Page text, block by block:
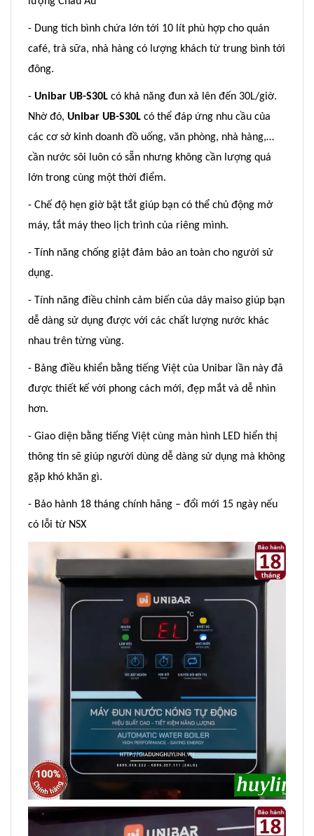
- Dung tích bình chứa lớn tới 10 lít phù hợp cho quán
café, trà sữa, nhà hàng có lượng khách từ trung bình tới
đông.
- Unibar UB-S30L có khả năng đun xả lên đến 30L/giờ.
Nhờ đó, Unibar UB-S30L có thể đáp ứng nhu cầu của
các cơ sở kinh doanh đồ uống, văn phòng, nhà hàng,…
cần nước sôi luôn có sẵn nhưng không cần lượng quá
lớn trong cùng một thời điểm.
- Chế độ hẹn giờ bật tắt giúp bạn có thể chủ động mở
máy, tắt máy theo lịch trình của riêng mình.
- Tính năng chống giật đảm bảo an toàn cho người sử
dụng.
- Tính năng điều chỉnh cảm biến của dây maiso giúp bạn
dễ dàng sử dụng được với các chất lượng nước khác
nhau trên từng vùng.
- Bảng điều khiển bằng tiếng Việt của Unibar lần này đã
được thiết kế với phong cách mới, đẹp mắt và dễ nhìn
hơn.
- Giao diện bằng tiếng Việt cùng màn hình LED hiển thị
thông tin sẽ giúp người dùng dễ dàng sử dụng mà không
gặp khó khăn gì.
- Bảo hành 18 tháng chính hãng – đổi mới 15 ngày nếu
có lỗi từ NSX